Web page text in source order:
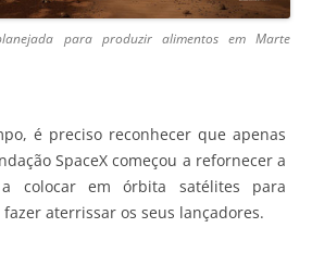
para produzir alimentos em Marte
é preciso reconhecer que apenas
SpaceX começou a refornecer a
a colocar em órbita satélites para
aterrissar os seus lançadores.